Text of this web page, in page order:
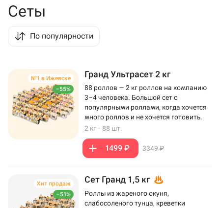
Сеты
По популярности
–55%
№1 в Ижевске Гранд Ультрасет 2 кг
88 роллов — 2 кг роллов на компанию
3–4 человека. Большой сет с
популярными роллами, когда хочется
много роллов и не хочется готовить.
2 кг · 88 шт.
1499 ₽ 3349 ₽
–51%
Хит продаж Сет Гранд 1,5 кг
Роллы из жареного окуня,
слабосоленого тунца, креветки